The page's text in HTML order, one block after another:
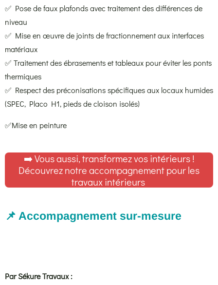
✅ Pose de faux plafonds avec traitement des différences de
niveau
✅ Mise en œuvre de joints de fractionnement aux interfaces
matériaux
✅ Traitement des ébrasements et tableaux pour éviter les ponts
thermiques
✅ Respect des préconisations spécifiques aux locaux humides
(SPEC, Placo H1, pieds de cloison isolés)
✅Mise en peinture
➡️ Vous aussi, transformez vos intérieurs !
Découvrez notre accompagnement pour les
travaux intérieurs
📌 Accompagnement sur-mesure
Par Sékure Travaux :